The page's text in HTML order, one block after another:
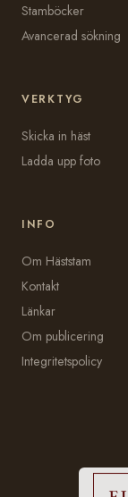
Stamböcker
Avancerad sökning
VERKTYG
Skicka in häst
Ladda upp foto
INFO
Om Häststam
Kontakt
Länkar
Om publicering
Integritetspolicy